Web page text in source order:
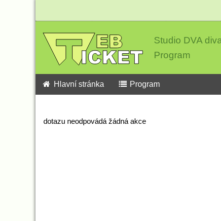
Studio DVA
Program
Hlavní stránka Program
dotazu neodpovádá žádná akce